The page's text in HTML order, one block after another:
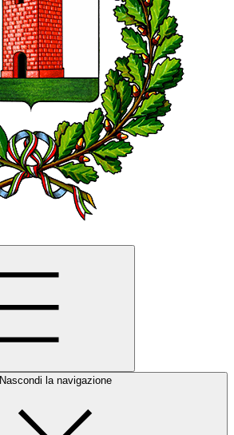
Nascondi la navigazione